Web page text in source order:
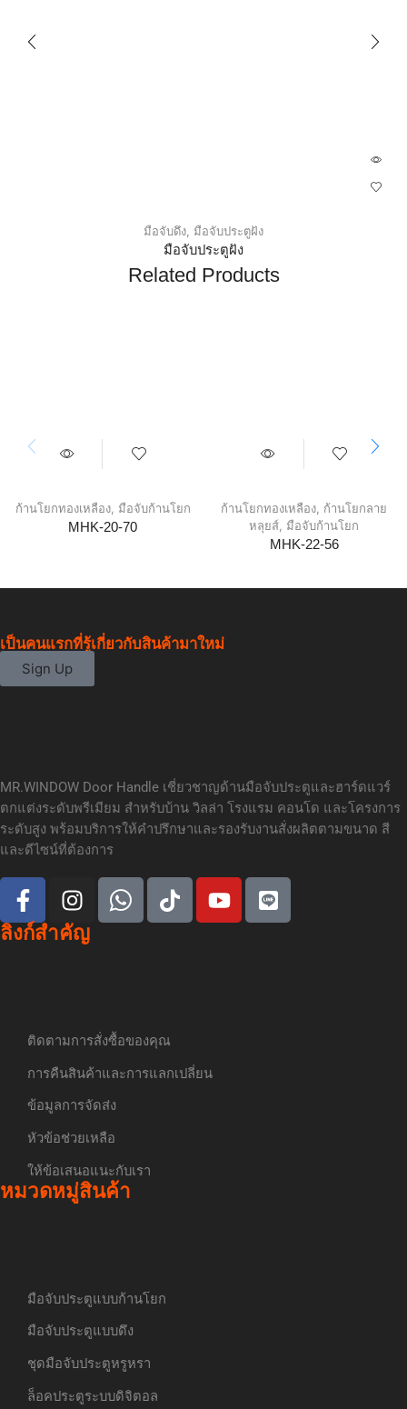
มือจับดึง มือจับประตูฝัง
มือจับประตูฝัง
Related Products
ก้านโยกทองเหลือง, มือจับก้านโยก
MHK-20-70
ก้านโยกทองเหลือง ก้านโยกลาย
หลุยส์ มือจับก้านโยก
MHK-22-56
เป็นคนแรกที่รู้เกี่ยวกับสินค้ามาใหม่
Sign Up
MR.WINDOW Door Handle เชี่ยวชาญด้านมือจับประตูและฮาร์ดแวร์
ตกแต่งระดับพรีเมียม สำหรับบ้าน วิลล่า โรงแรม คอนโด และโครงการ
ระดับสูง พร้อมบริการให้คำปรึกษาและรองรับงานสั่งผลิตตามขนาด สี
และดีไซน์ที่ต้องการ
ลิงก์สำคัญ
ติดตามการสั่งซื้อของคุณ
การคืนสินค้าและการแลกเปลี่ยน
ข้อมูลการจัดส่ง
หัวข้อช่วยเหลือ
ให้ข้อเสนอแนะกับเรา
หมวดหมู่สินค้า
มือจับประตูแบบก้านโยก
มือจับประตูแบบดึง
ชุดมือจับประตูหรูหรา
ล็อคประตูระบบดิจิตอล